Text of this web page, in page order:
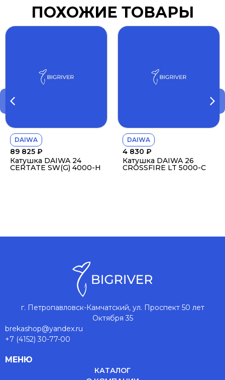
ПОХОЖИЕ ТОВАРЫ
DAIWA
89 825 ₽
Катушка DAIWA 24
CERTATE SW(G) 4000-H
DAIWA
4 830 ₽
Катушка DAIWA 26
CROSSFIRE LT 5000-C
г. Петропавловск-Камчатский, ул. Проспект 50 лет
Октября 35
brekashop@yandex.ru
+7 (4152) 30-77-00
МЕНЮ
КАТАЛОГ